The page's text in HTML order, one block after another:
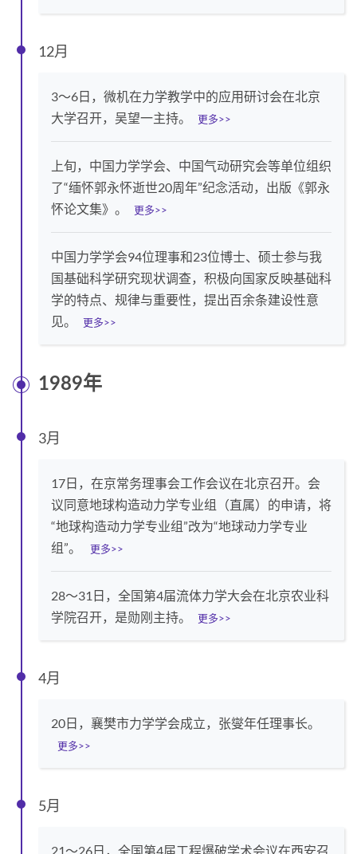
12月
3～6日，微机在力学教学中的应用研讨会在北京
大学召开，吴望一主持。
更多>>
上旬，中国力学学会、中国气动研究会等单位组织
了“缅怀郭永怀逝世20周年”纪念活动，出版《郭永
怀论文集》。
更多>>
中国力学学会94位理事和23位博士、硕士参与我
国基础科学研究现状调查，积极向国家反映基础科
学的特点、规律与重要性，提出百余条建设性意
见。
更多>>
1989年
3月
17日，在京常务理事会工作会议在北京召开。会
议同意地球构造动力学专业组（直属）的申请，将
“地球构造动力学专业组”改为“地球动力学专业
组”。
更多>>
28～31日，全国第4届流体力学大会在北京农业科
学院召开，是勋刚主持。
更多>>
4月
20日，襄樊市力学学会成立，张燮年任理事长。
更多>>
5月
21～26日，全国第4届工程爆破学术会议在西安召